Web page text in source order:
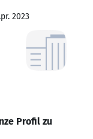
2023
Profil zu